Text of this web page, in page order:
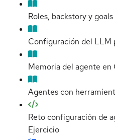
Roles, backstory y
Configuración del LLM
Memoria del agente en
Agentes con
Reto configuración de
Ejercicio